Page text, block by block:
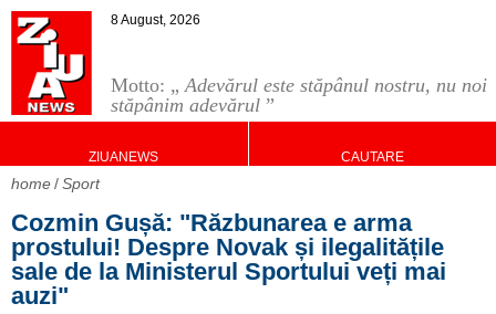
Motto: „Adevărul este stăpânul nostru, nu noi
stăpânim adevărul ”
8 August, 2026
ZIUANEWS CAUTARE
home Sport
Cozmin Gușă: "Răzbunarea e arma
prostului! Despre Novak și ilegalitățile
sale de la Ministerul Sportului veți mai
auzi"